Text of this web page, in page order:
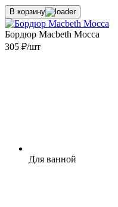
В корзину
Бордюр Macbeth Mocca
305 ₽/шт
Для ванной